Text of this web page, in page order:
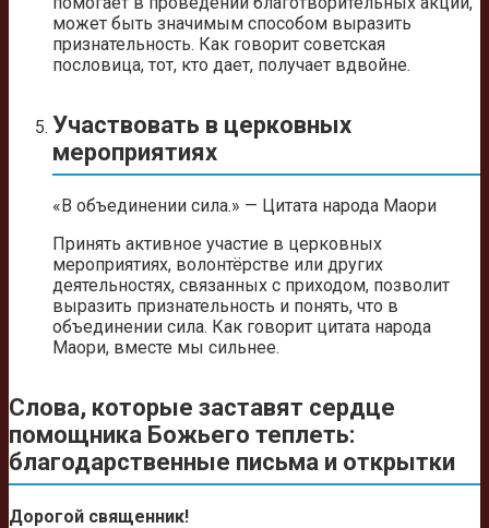
может быть значимым способом выразить
признательность. Как говорит советская
пословица, тот, кто дает, получает вдвойне.
Участвовать в церковных
мероприятиях
«В объединении сила.» — Цитата народа Маори
Принять активное участие в церковных
мероприятиях, волонтёрстве или других
деятельностях, связанных с приходом, позволит
выразить признательность и понять, что в
объединении сила. Как говорит цитата народа
Маори, вместе мы сильнее.
Слова, которые заставят сердце
помощника Божьего теплеть:
благодарственные письма и открытки
Дорогой священник!